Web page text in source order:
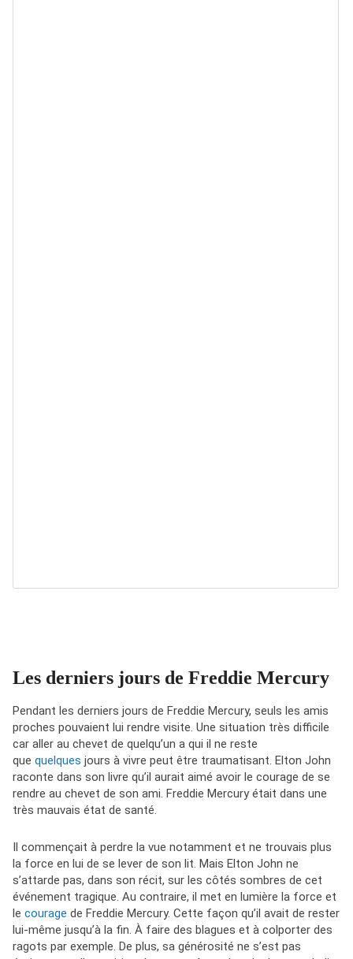
Les derniers jours de Freddie Mercury
Pendant les derniers jours de Freddie Mercury, seuls les amis
proches pouvaient lui rendre visite. Une situation très difficile
car aller au chevet de quelqu’un a qui il ne reste
que quelques jours à vivre peut être traumatisant. Elton John
raconte dans son livre qu’il aurait aimé avoir le courage de se
rendre au chevet de son ami. Freddie Mercury était dans une
très mauvais état de santé.
Il commençait à perdre la vue notamment et ne trouvais plus
la force en lui de se lever de son lit. Mais Elton John ne
s’attarde pas, dans son récit, sur les côtés sombres de cet
événement tragique. Au contraire, il met en lumière la force et
le courage de Freddie Mercury. Cette façon qu’il avait de rester
lui-même jusqu’à la fin. À faire des blagues et à colporter des
ragots par exemple. De plus, sa générosité ne s’est pas